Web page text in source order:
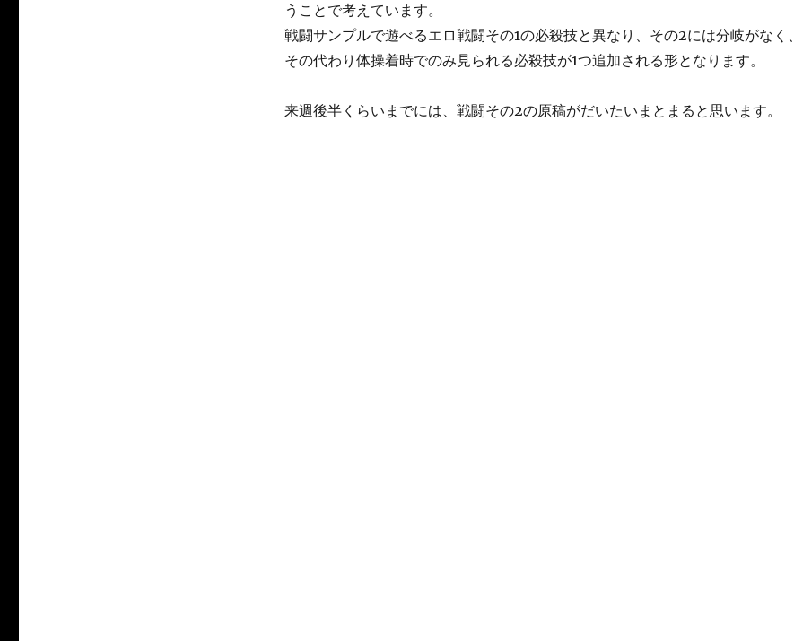
うことで考えています。
戦闘サンプルで遊べるエロ戦闘その1の必殺技と異なり、その2には分岐がなく、
その代わり体操着時でのみ見られる必殺技が1つ追加される形となります。
来週後半くらいまでには、戦闘その2の原稿がだいたいまとまると思います。